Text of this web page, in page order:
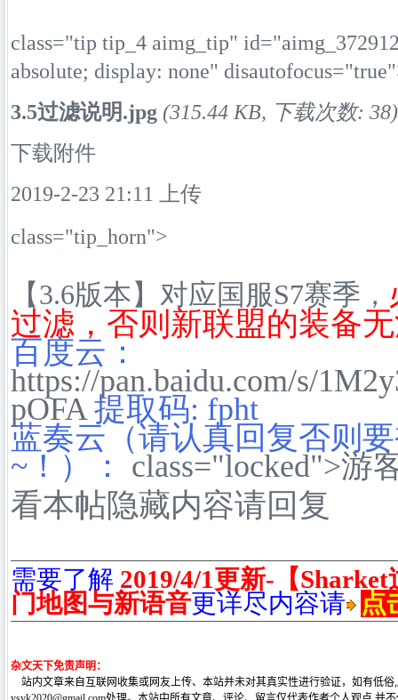
class="tip tip_4 aimg_tip"
absolute; display: none"
3.5过滤说明.jpg (315.44 KB, 下载次数: 38)
下载附件
2019-2-23 21:11 上传
class="tip_horn">
【3.6版本】对应国服S7赛季，
过滤，否则新联盟的装备
百度云：
https://pan.baidu.com/s/
pOFA提取码: fpht
蓝奏云（请认真回复否则
~！）：
class="locked">游
看本帖隐藏内容请回复
需要了解 2019/4/1更新-【
门地图与新语音更详尽内容请 点